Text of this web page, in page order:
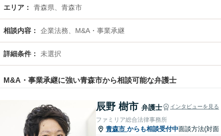
A・事業承継を法律相談できる青森市内の弁護士に相談予約したい』などでお困り
エリア 青森県、青森市
相談内容 企業法務、M&A・事業承継
詳細条件 未選択
M&A・事業承継に強い青森市から相談可能な弁護士
辰野 樹市 弁護士 インタビューを見る
ファミリア総合法律事務所
青森市 からも相談受付中面談方法(対面